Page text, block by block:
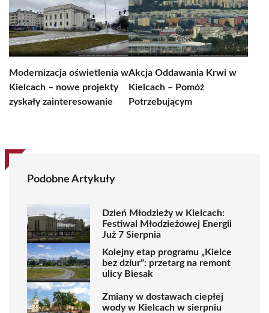
Modernizacja oświetlenia w
Kielcach – nowe projekty
zyskały zainteresowanie
Akcja Oddawania Krwi w
Kielcach – Pomóż
Potrzebującym
Podobne Artykuły
Dzień Młodzieży w Kielcach:
Festiwal Młodzieżowej Energii
Już 7 Sierpnia
Kolejny etap programu „Kielce
bez dziur”: przetarg na remont
ulicy Biesak
Zmiany w dostawach ciepłej
wody w Kielcach w sierpniu